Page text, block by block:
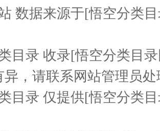
数据来源于[悟空分类
目录 收录[悟空分类目
异，请联系网站管理员处
目录 仅提供[悟空分类